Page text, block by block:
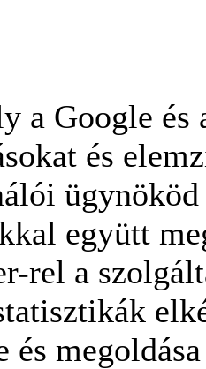
a Google
és
együtt
rel a
és